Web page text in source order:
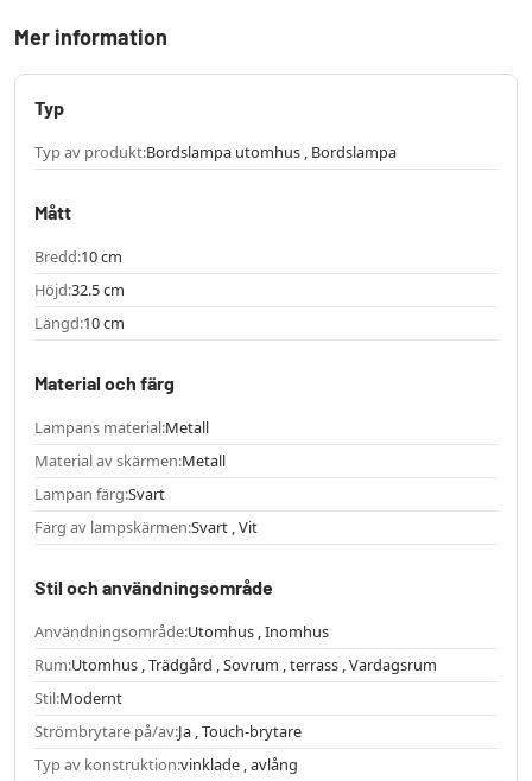
Mer information
Typ
Typ av produkt:Bordslampa utomhus , Bordslampa
Mått
Bredd:10 cm
Höjd:32.5 cm
Längd:10 cm
Material och färg
Lampans material:Metall
Material av skärmen:Metall
Lampan färg:Svart
Färg av lampskärmen:Svart , Vit
Stil och användningsområde
Användningsområde:Utomhus , Inomhus
Rum:Utomhus , Trädgård , Sovrum , terrass , Vardagsrum
Stil:Modernt
Strömbrytare på/av:Ja , Touch-brytare
Typ av konstruktion:vinklade , avlång